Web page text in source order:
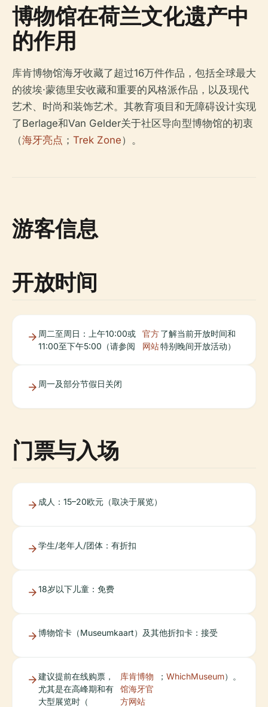
博物馆在荷兰文化遗产中
的作用
库肯博物馆海牙收藏了超过16万件作品，包括全球最大
的彼埃·蒙德里安收藏和重要的风格派作品，以及现代
艺术、时尚和装饰艺术。其教育项目和无障碍设计实现
了Berlage和Van Gelder关于社区导向型博物馆的初衷
（海牙亮点 ； Trek Zone）。
游客信息
开放时间
周二至周日：上午10:00或
11:00至下午5:00（请参阅
官方
网站
了解当前开放时间和
特别晚间开放活动）
周一及部分节假日关闭
门票与入场
成人：15–20欧元（取决于展览）
学生/老年人/团体：有折扣
18岁以下儿童：免费
博物馆卡（Museumkaart）及其他折扣卡：接受
建议提前在线购票，
尤其是在高峰期和有
大型展览时（
库肯博物
馆海牙官
方网站
； WhichMuseum）。